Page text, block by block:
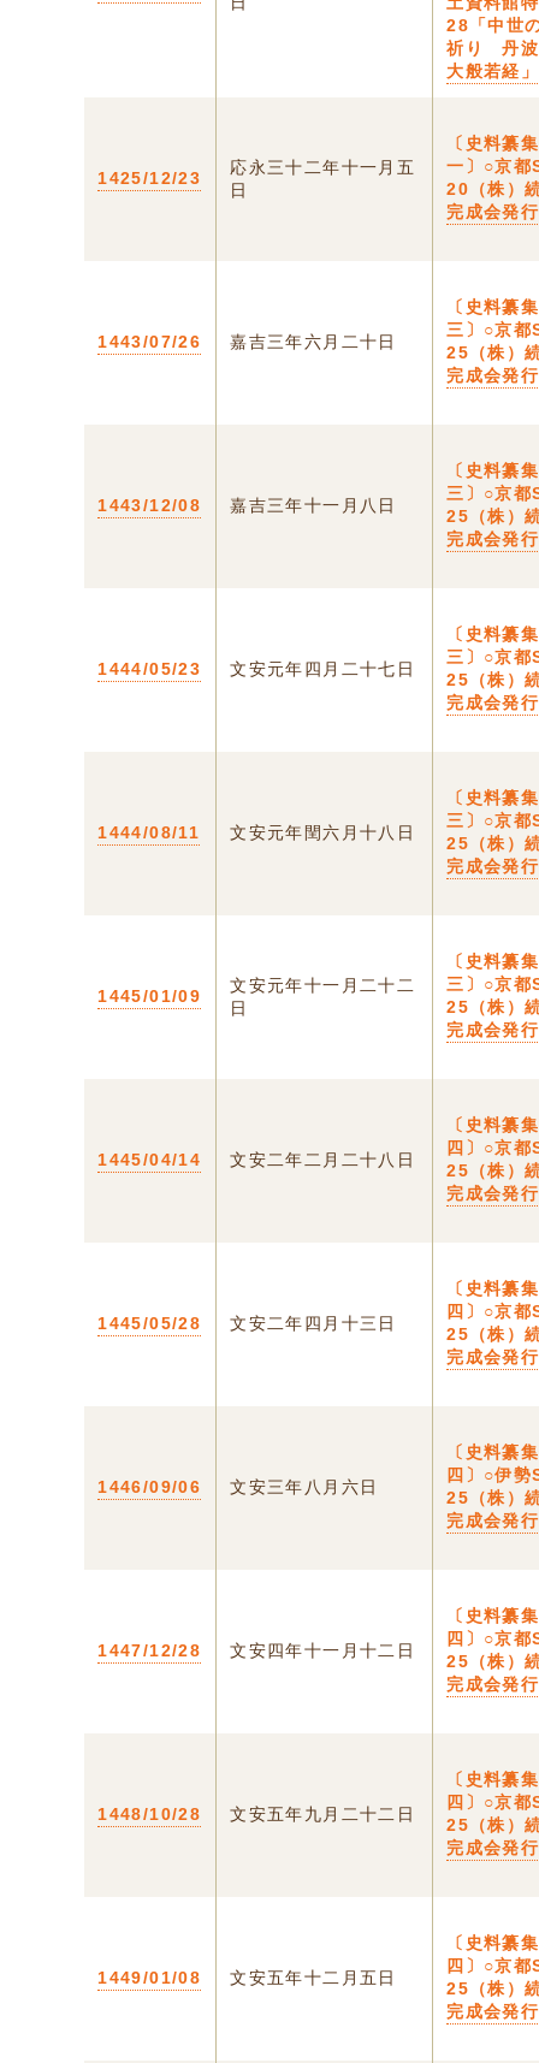
28「中世
祈り 丹波
大般若経」
1425/12/23
応永三十二年十一月五
日
〔史料纂
一〕○京都
20（株）
完成会発行
1443/07/26 嘉吉三年六月二十日
〔史料纂
三〕○京都
25（株）
完成会発行
1443/12/08 嘉吉三年十一月八日
〔史料纂
三〕○京都
25（株）
完成会発行
1444/05/23 文安元年四月二十七日
〔史料纂
三〕○京都
25（株）
完成会発行
1444/08/11 文安元年閏六月十八日
〔史料纂
三〕○京都
25（株）
完成会発行
1445/01/09
文安元年十一月二十二
日
〔史料纂
三〕○京都
25（株）
完成会発行
1445/04/14 文安二年二月二十八日
〔史料纂
四〕○京
25（株）
完成会発行
1445/05/28 文安二年四月十三日
〔史料纂
四〕○京
25（株）
完成会発行
1446/09/06 文安三年八月六日
〔史料纂
四〕○伊
25（株）
完成会発行
1447/12/28 文安四年十一月十二日
〔史料纂
四〕○京
25（株）
完成会発行
1448/10/28 文安五年九月二十二日
〔史料纂
四〕○京
25（株）
完成会発行
1449/01/08 文安五年十二月五日
〔史料纂
四〕○京
25（株）
完成会発行